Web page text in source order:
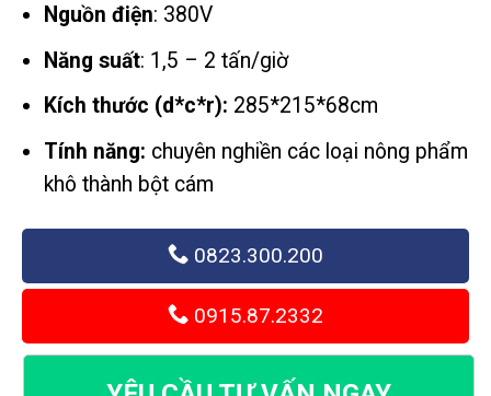
Nguồn điện: 380V
Năng suất: 1,5 – 2 tấn/giờ
Kích thước (d*c*r): 285*215*68cm
Tính năng: chuyên nghiền các loại nông phẩm
khô thành bột cám
0823.300.200
0915.87.2332